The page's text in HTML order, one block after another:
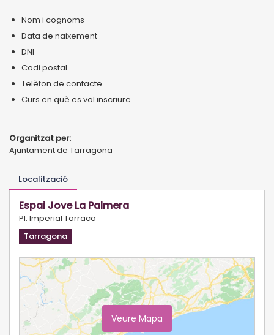
Nom i cognoms
Data de naixement
DNI
Codi postal
Telèfon de contacte
Curs en què es vol inscriure
Organitzat per:
Ajuntament de Tarragona
Localització
Espai Jove La Palmera
Pl. Imperial Tarraco
Tarragona
Veure Mapa